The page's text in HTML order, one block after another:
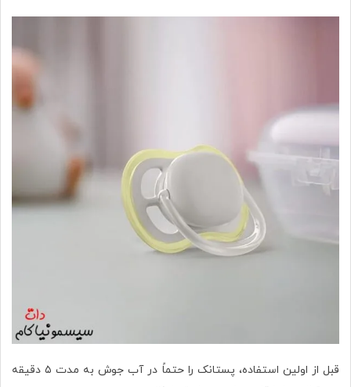
قبل از اولین استفاده، پستانک را حتماً در آب جوش به مدت ۵ دقیقه